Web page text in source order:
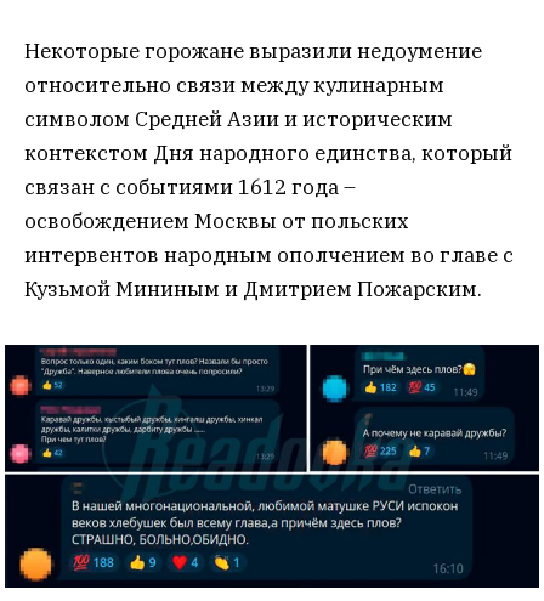
Некоторые горожане выразили недоумение
относительно связи между кулинарным
символом Средней Азии и историческим
контекстом Дня народного единства, который
связан с событиями 1612 года –
освобождением Москвы от польских
интервентов народным ополчением во главе с
Кузьмой Мининым и Дмитрием Пожарским.